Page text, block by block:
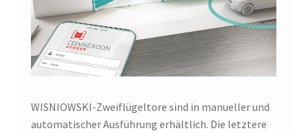
WISNIOWSKI-Zweiflügeltore sind in manueller und
automatischer Ausführung erhältlich. Die letztere